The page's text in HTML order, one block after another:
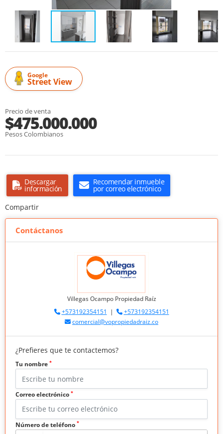
Google
Street View
Precio de venta
$475.000.000
Pesos Colombianos
Descargar
información
Recomendar inmueble
por correo electrónico
Compartir
Contáctanos
Villegas Ocampo Propiedad Raíz
+573192354151 |
+573192354151
comercial@vopropiedadraiz.co
¿Prefieres que te contactemos?
Tu nombre *
Correo electrónico *
Número de teléfono *